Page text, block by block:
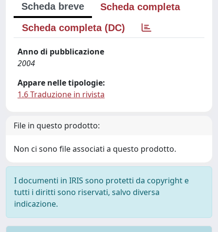
Scheda breve
Scheda completa
Scheda completa (DC)
Anno di pubblicazione
2004
Appare nelle tipologie:
1.6 Traduzione in rivista
File in questo prodotto:
Non ci sono file associati a questo prodotto.
I documenti in IRIS sono protetti da copyright e
tutti i diritti sono riservati, salvo diversa
indicazione.